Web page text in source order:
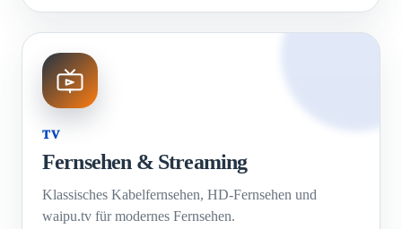
TV
Fernsehen & Streaming
Klassisches Kabelfernsehen, HD-Fernsehen und
waipu.tv für modernes Fernsehen.